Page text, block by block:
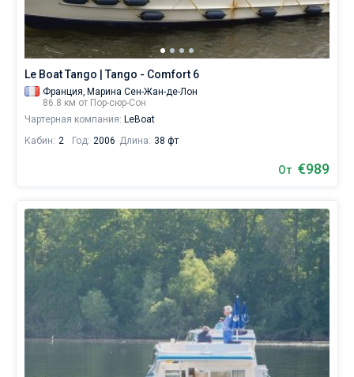
Le Boat Tango | Tango - Comfort 6
Франция, Марина Сен-Жан-де-Лон
86.8 км от Пор-сюр-Сон
Чартерная компания: LeBoat
Кабин: 2 Год: 2006 Длина: 38 фт
От €989